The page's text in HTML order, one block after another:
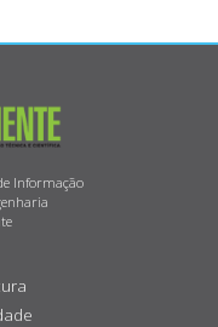
Informação